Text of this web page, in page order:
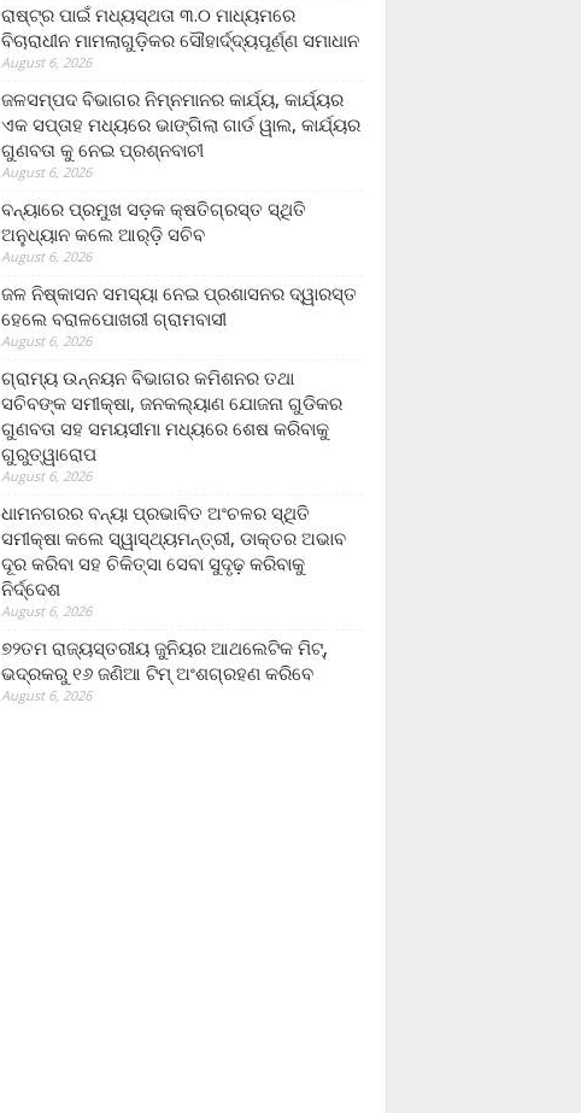
ରାଷ୍ଟ୍ର ପାଇଁ ମଧ୍ୟସ୍ଥତା ୩.୦ ମାଧ୍ୟମରେ
ବିଚାରାଧୀନ ମାମଲାଗୁଡ଼ିକର ସୌହାର୍ଦ୍ଦ୍ୟପୂର୍ଣ୍ଣ ସମାଧାନ
August 6, 2026
ଜଳସମ୍ପଦ ବିଭାଗର ନିମ୍ନମାନର କାର୍ଯ୍ୟ, କାର୍ଯ୍ୟର
ଏକ ସପ୍ତାହ ମଧ୍ୟରେ ଭାଙ୍ଗିଲା ଗାର୍ଡ ୱାଲ, କାର୍ଯ୍ୟର
ଗୁଣବତା କୁ ନେଇ ପ୍ରଶ୍ନବାଚୀ
August 6, 2026
ବନ୍ୟାରେ ପ୍ରମୁଖ ସଡ଼କ କ୍ଷତିଗ୍ରସ୍ତ ସ୍ଥିତି
ଅନୁଧ୍ୟାନ କଲେ ଆର୍‌ଡ଼ି ସଚିବ
August 6, 2026
ଜଳ ନିଷ୍କାସନ ସମସ୍ୟା ନେଇ ପ୍ରଶାସନର ଦ୍ୱାରସ୍ତ
ହେଲେ ବରାଳପୋଖରୀ ଗ୍ରାମବାସୀ
August 6, 2026
ଗ୍ରାମ୍ୟ ଉନ୍ନୟନ ବିଭାଗର କମିଶନର ତଥା
ସଚିବଙ୍କ ସମୀକ୍ଷା, ଜନକଲ୍ୟାଣ ଯୋଜନା ଗୁଡିକର
ଗୁଣବତା ସହ ସମୟସୀମା ମଧ୍ୟରେ ଶେଷ କରିବାକୁ
ଗୁରୁତ୍ୱାରୋପ
August 6, 2026
ଧାମନଗରର ବନ୍ୟା ପ୍ରଭାବିତ ଅଂଚଳର ସ୍ଥିତି
ସମୀକ୍ଷା କଲେ ସ୍ୱାସ୍ଥ୍ୟମନ୍ତ୍ରୀ, ଡାକ୍ତର ଅଭାବ
ଦୂର କରିବା ସହ ଚିକିତ୍ସା ସେବା ସୁଦୃଢ଼ କରିବାକୁ
ନିର୍ଦ୍ଦେଶ
August 6, 2026
୭୨ତମ ରାଜ୍ୟସ୍ତରୀୟ ଜୁନିୟର ଆଥଲେଟିକ ମିଟ୍‌,
ଭଦ୍ରକରୁ ୧୬ ଜଣିଆ ଟିମ୍ ଅଂଶଗ୍ରହଣ କରିବେ
August 6, 2026